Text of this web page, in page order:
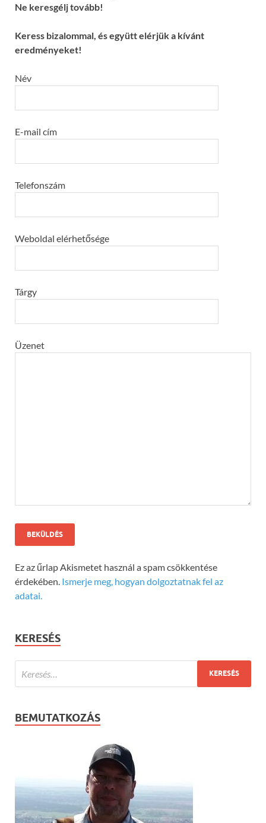
Ne keresgélj tovább!
Keress bizalommal, és együtt elérjük a kívánt
eredményeket!
Név
E-mail cím
Telefonszám
Weboldal elérhetősége
Tárgy
Üzenet
Ez az űrlap Akismetet használ a spam csökkentése
érdekében. Ismerje meg, hogyan dolgoztatnak fel az
adatai.
KERESÉS
BEMUTATKOZÁS